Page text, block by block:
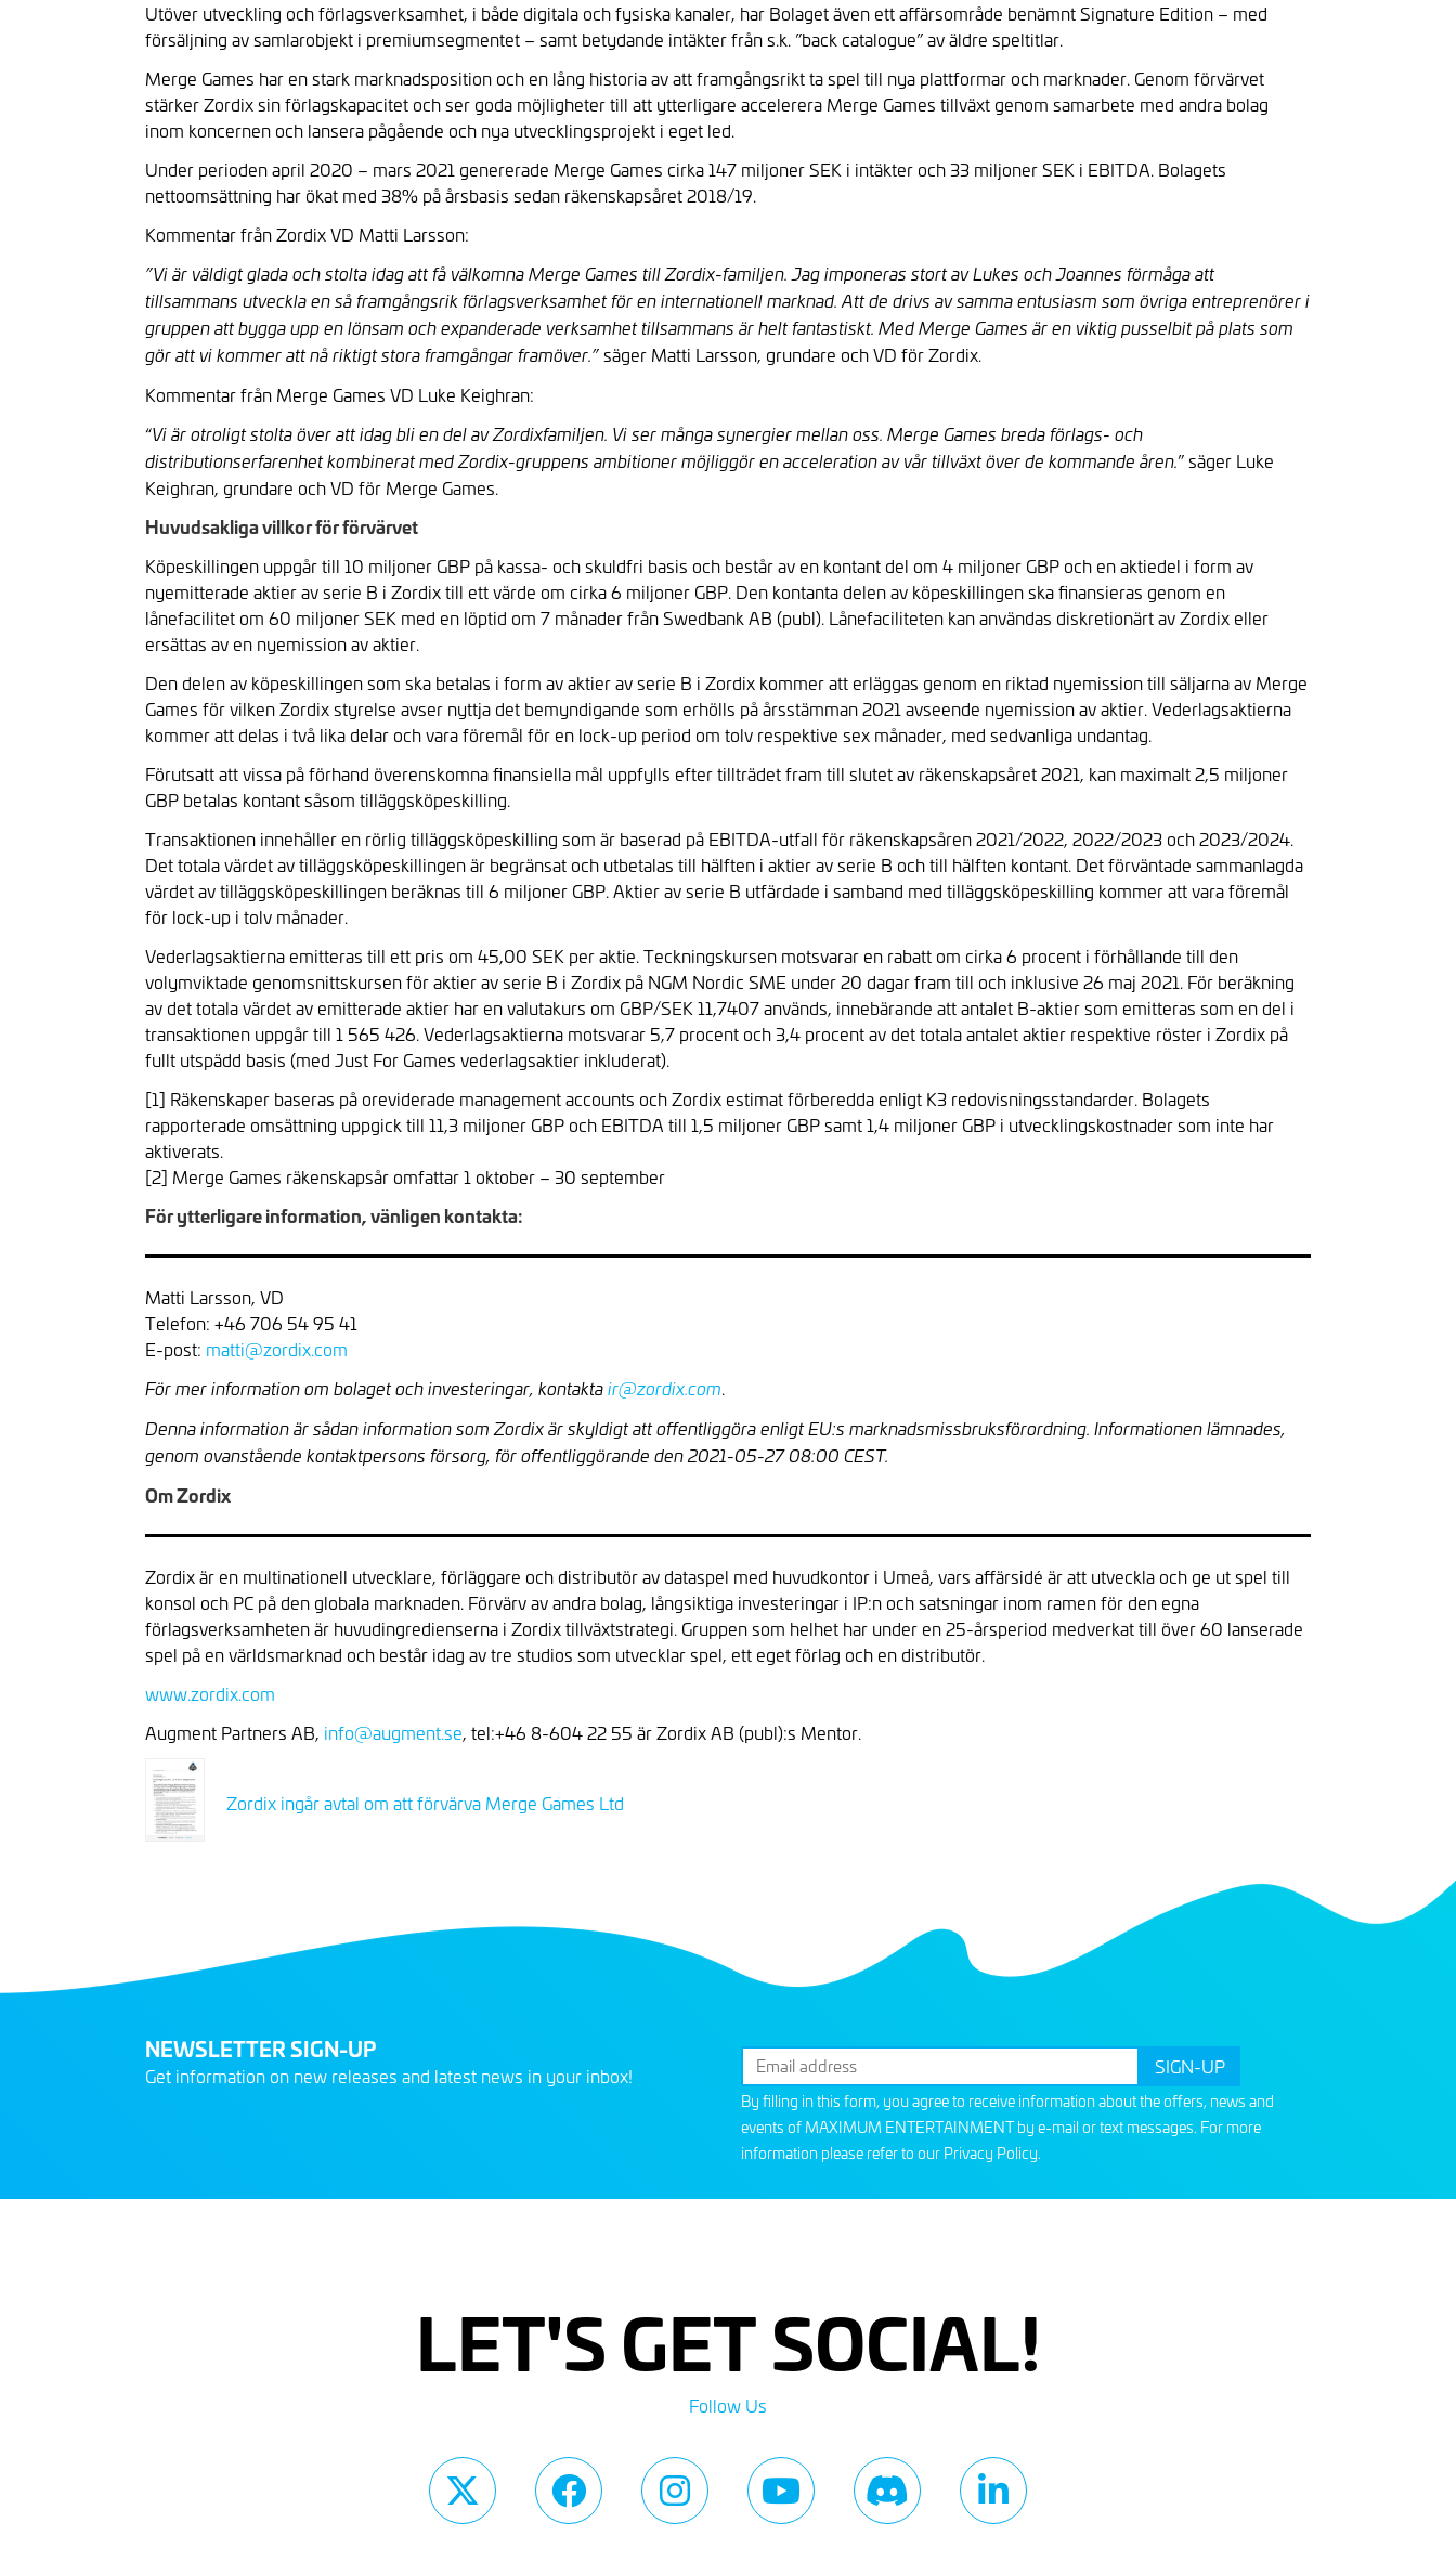
Utöver utveckling och förlagsverksamhet, i både digitala och fysiska kanaler, har Bolaget även ett affärsområde benämnt Signature Edition – med
försäljning av samlarobjekt i premiumsegmentet – samt betydande intäkter från s.k. ”back catalogue” av äldre speltitlar.
Merge Games har en stark marknadsposition och en lång historia av att framgångsrikt ta spel till nya plattformar och marknader. Genom förvärvet
stärker Zordix sin förlagskapacitet och ser goda möjligheter till att ytterligare accelerera Merge Games tillväxt genom samarbete med andra bolag
inom koncernen och lansera pågående och nya utvecklingsprojekt i eget led.
Under perioden april 2020 – mars 2021 genererade Merge Games cirka 147 miljoner SEK i intäkter och 33 miljoner SEK i EBITDA. Bolagets
nettoomsättning har ökat med 38% på årsbasis sedan räkenskapsåret 2018/19.
Kommentar från Zordix VD Matti Larsson:
”Vi är väldigt glada och stolta idag att få välkomna Merge Games till Zordix-familjen. Jag imponeras stort av Lukes och Joannes förmåga att
tillsammans utveckla en så framgångsrik förlagsverksamhet för en internationell marknad. Att de drivs av samma entusiasm som övriga entreprenörer i
gruppen att bygga upp en lönsam och expanderade verksamhet tillsammans är helt fantastiskt. Med Merge Games är en viktig pusselbit på plats som
gör att vi kommer att nå riktigt stora framgångar framöver.” säger Matti Larsson, grundare och VD för Zordix.
Kommentar från Merge Games VD Luke Keighran:
“Vi är otroligt stolta över att idag bli en del av Zordixfamiljen. Vi ser många synergier mellan oss. Merge Games breda förlags- och
distributionserfarenhet kombinerat med Zordix-gruppens ambitioner möjliggör en acceleration av vår tillväxt över de kommande åren.” säger Luke
Keighran, grundare och VD för Merge Games.
Huvudsakliga villkor för förvärvet
Köpeskillingen uppgår till 10 miljoner GBP på kassa- och skuldfri basis och består av en kontant del om 4 miljoner GBP och en aktiedel i form av
nyemitterade aktier av serie B i Zordix till ett värde om cirka 6 miljoner GBP. Den kontanta delen av köpeskillingen ska finansieras genom en
lånefacilitet om 60 miljoner SEK med en löptid om 7 månader från Swedbank AB (publ). Lånefaciliteten kan användas diskretionärt av Zordix eller
ersättas av en nyemission av aktier.
Den delen av köpeskillingen som ska betalas i form av aktier av serie B i Zordix kommer att erläggas genom en riktad nyemission till säljarna av Merge
Games för vilken Zordix styrelse avser nyttja det bemyndigande som erhölls på årsstämman 2021 avseende nyemission av aktier. Vederlagsaktierna
kommer att delas i två lika delar och vara föremål för en lock-up period om tolv respektive sex månader, med sedvanliga undantag.
Förutsatt att vissa på förhand överenskomna finansiella mål uppfylls efter tillträdet fram till slutet av räkenskapsåret 2021, kan maximalt 2,5 miljoner
GBP betalas kontant såsom tilläggsköpeskilling.
Transaktionen innehåller en rörlig tilläggsköpeskilling som är baserad på EBITDA-utfall för räkenskapsåren 2021/2022, 2022/2023 och 2023/2024.
Det totala värdet av tilläggsköpeskillingen är begränsat och utbetalas till hälften i aktier av serie B och till hälften kontant. Det förväntade sammanlagda
värdet av tilläggsköpeskillingen beräknas till 6 miljoner GBP. Aktier av serie B utfärdade i samband med tilläggsköpeskilling kommer att vara föremål
för lock-up i tolv månader.
Vederlagsaktierna emitteras till ett pris om 45,00 SEK per aktie. Teckningskursen motsvarar en rabatt om cirka 6 procent i förhållande till den
volymviktade genomsnittskursen för aktier av serie B i Zordix på NGM Nordic SME under 20 dagar fram till och inklusive 26 maj 2021. För beräkning
av det totala värdet av emitterade aktier har en valutakurs om GBP/SEK 11,7407 används, innebärande att antalet B-aktier som emitteras som en del i
transaktionen uppgår till 1 565 426. Vederlagsaktierna motsvarar 5,7 procent och 3,4 procent av det totala antalet aktier respektive röster i Zordix på
fullt utspädd basis (med Just For Games vederlagsaktier inkluderat).
[1] Räkenskaper baseras på oreviderade management accounts och Zordix estimat förberedda enligt K3 redovisningsstandarder. Bolagets
rapporterade omsättning uppgick till 11,3 miljoner GBP och EBITDA till 1,5 miljoner GBP samt 1,4 miljoner GBP i utvecklingskostnader som inte har
aktiverats.
[2] Merge Games räkenskapsår omfattar 1 oktober – 30 september
För ytterligare information, vänligen kontakta:
Matti Larsson, VD
Telefon: +46 706 54 95 41
E-post: matti@zordix.com
För mer information om bolaget och investeringar, kontaktair@zordix.com.
Denna information är sådan information som Zordix är skyldigt att offentliggöra enligt EU:s marknadsmissbruksförordning. Informationen lämnades,
genom ovanstående kontaktpersons försorg, för offentliggörande den 2021-05-27 08:00 CEST.
Om Zordix
Zordix är en multinationell utvecklare, förläggare och distributör av dataspel med huvudkontor i Umeå, vars affärsidé är att utveckla och ge ut spel till
konsol och PC på den globala marknaden. Förvärv av andra bolag, långsiktiga investeringar i IP:n och satsningar inom ramen för den egna
förlagsverksamheten är huvudingredienserna i Zordix tillväxtstrategi. Gruppen som helhet har under en 25-årsperiod medverkat till över 60 lanserade
spel på en världsmarknad och består idag av tre studios som utvecklar spel, ett eget förlag och en distributör.
www.zordix.com
Augment Partners AB, info@augment.se, tel:+46 8-604 22 55 är Zordix AB (publ):s Mentor.
Zordix ingår avtal om att förvärva Merge Games Ltd
NEWSLETTER SIGN-UP
Get information on new releases and latest news in your inbox!
By filling in this form, you agree to receive information about the offers, news and
events of MAXIMUM ENTERTAINMENT by e-mail or text messages. For more
information please refer to our Privacy Policy.
LET'S GET SOCIAL!
Follow Us